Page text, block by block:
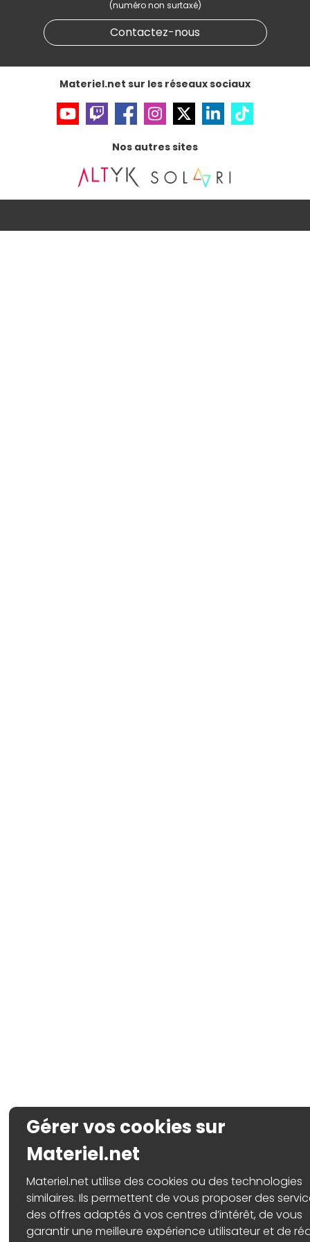
Données personnellesetcookies
Gérer vos cookies
Accessibilité : non conforme
(numéro non surtaxé)
Contactez-nous
Materiel.net sur les réseaux sociaux
Nos autres sites
Gérer vos cookies sur
Materiel.net
Materiel.net utilise des cookies ou des technologies
similaires. Ils permettent de vous proposer des
des offres adaptés à vos centres d’intérêt, de vous
garantir une meilleure expérience utilisateur et de